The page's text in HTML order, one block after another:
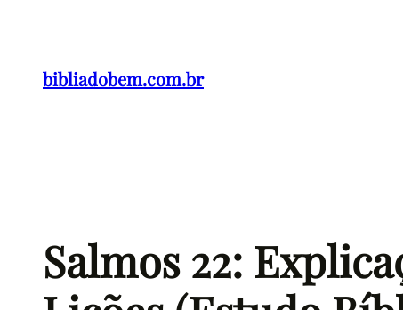
bibliadobem.com.br
Salmos 22: